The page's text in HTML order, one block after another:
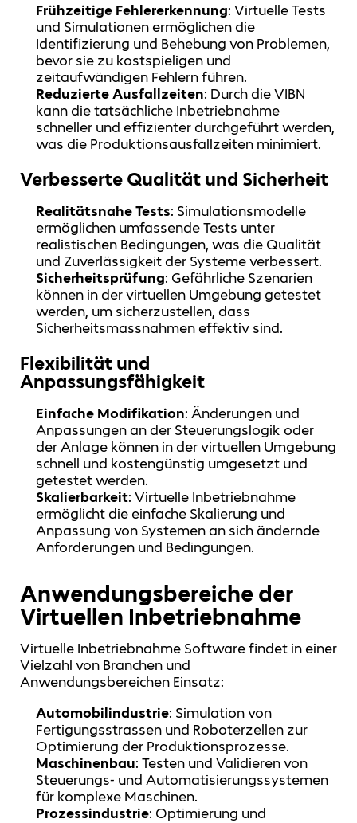
Frühzeitige Fehlererkennung: Virtuelle Tests
und Simulationen ermöglichen die
Identifizierung und Behebung von Problemen,
bevor sie zu kostspieligen und
zeitaufwändigen Fehlern führen.
Reduzierte Ausfallzeiten: Durch die VIBN
kann die tatsächliche Inbetriebnahme
schneller und effizienter durchgeführt werden,
was die Produktionsausfallzeiten minimiert.
Verbesserte Qualität und Sicherheit
Realitätsnahe Tests: Simulationsmodelle
ermöglichen umfassende Tests unter
realistischen Bedingungen, was die Qualität
und Zuverlässigkeit der Systeme verbessert.
Sicherheitsprüfung: Gefährliche Szenarien
können in der virtuellen Umgebung getestet
werden, um sicherzustellen, dass
Sicherheitsmassnahmen effektiv sind.
Flexibilität und
Anpassungsfähigkeit
Einfache Modifikation: Änderungen und
Anpassungen an der Steuerungslogik oder
der Anlage können in der virtuellen Umgebung
schnell und kostengünstig umgesetzt und
getestet werden.
Skalierbarkeit: Virtuelle Inbetriebnahme
ermöglicht die einfache Skalierung und
Anpassung von Systemen an sich ändernde
Anforderungen und Bedingungen.
Anwendungsbereiche der
Virtuellen Inbetriebnahme
Virtuelle Inbetriebnahme Software findet in einer
Vielzahl von Branchen und
Anwendungsbereichen Einsatz:
Automobilindustrie: Simulation von
Fertigungsstrassen und Roboterzellen zur
Optimierung der Produktionsprozesse.
Maschinenbau: Testen und Validieren von
Steuerungs- und Automatisierungssystemen
für komplexe Maschinen.
Prozessindustrie: Optimierung und